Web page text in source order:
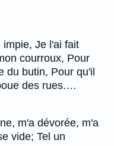
Je l'ai fait
courroux, Pour
du butin, Pour qu'il
des rues.…
m'a dévorée, m'a
vide; Tel un